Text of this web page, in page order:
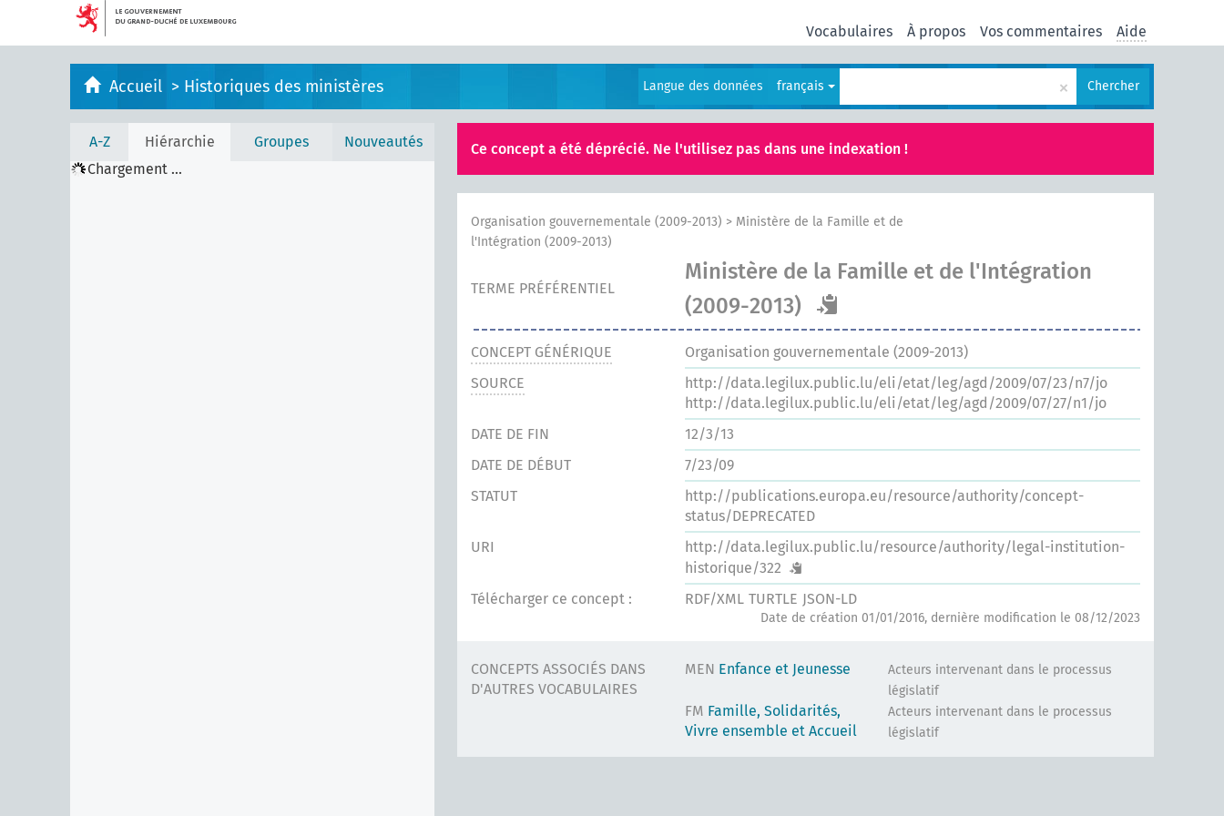
Vocabulaires À propos Vos commentaires Aide
Accueil > Historiques des ministères Langue des données français × Chercher
A-Z Hiérarchie Groupes
Nouveautés
Chargement ...
Ce concept a été déprécié. Ne l'utilisez pas dans une indexation !
Organisation gouvernementale (2009-2013) > Ministère de la Famille et de
l'Intégration (2009-2013)
TERME PRÉFÉRENTIEL
Ministère de la Famille et de l'Intégration
(2009-2013)
CONCEPT GÉNÉRIQUE
Organisation gouvernementale (2009-2013)
SOURCE
http://data.legilux.public.lu/eli/etat/leg/agd/2009/07/23/n7/jo
http://data.legilux.public.lu/eli/etat/leg/agd/2009/07/27/n1/jo
DATE DE FIN
12/3/13
DATE DE DÉBUT
7/23/09
STATUT
http://publications.europa.eu/resource/authority/concept-
status/DEPRECATED
URI
http://data.legilux.public.lu/resource/authority/legal-institution-
historique/322
Télécharger ce concept :
RDF/XML TURTLE JSON-LD
Date de création 01/01/2016, dernière modification le 08/12/2023
CONCEPTS ASSOCIÉS DANS
D'AUTRES VOCABULAIRES
MEN Enfance et Jeunesse
Acteurs intervenant dans le processus
législatif
FM Famille, Solidarités,
Vivre ensemble et Accueil
Acteurs intervenant dans le processus
législatif